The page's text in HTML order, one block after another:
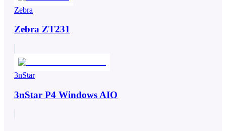
Zebra
Zebra ZT231
3nStar
3nStar P4 Windows AIO